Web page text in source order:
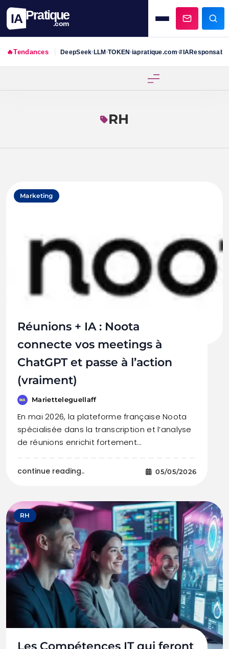
IA Pratique
.com
🔥Tendances DeepSeek•LLM•TOKEN•iapratique.com•#IAResponsable
RH
Marketing
Réunions + IA : Noota
connecte vos meetings à
ChatGPT et passe à l’action
(vraiment)
Marietteleguellaff
En mai 2026, la plateforme française Noota
spécialisée dans la transcription et l’analyse
de réunions enrichit fortement…
continue reading.. 05/05/2026
RH
Les Compétences IT qui feront